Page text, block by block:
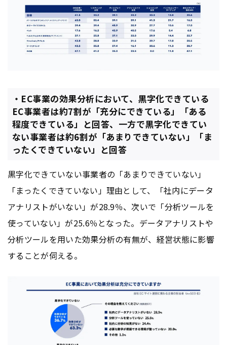
・EC事業の効果分析において、黒字化できている
EC事業者は約7割が「充分にできている」「ある
程度できている」と回答、一方で黒字化できてい
ない事業者は約6割が「あまりできていない」「ま
ったくできていない」と回答
黒字化できていない事業者の「あまりできていない」
「まったくできていない」理由として、「社内にデータ
アナリストがいない」が28.9％、次いで「分析ツールを
使っていない」が25.6％となった。データアナリストや
分析ツールを用いた効果分析の有無が、経営状態に影響
することが伺える。